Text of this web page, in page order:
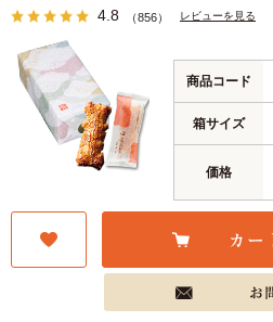
4.8 （856） レビューを見る
商品コード
箱サイズ
価格